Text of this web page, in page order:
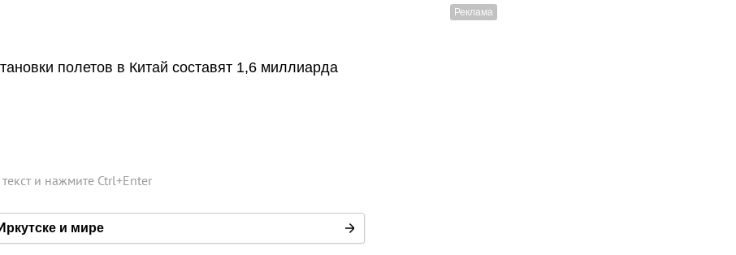
полетов в Китай составят 1,6 миллиарда
и нажмите Ctrl+Enter
и мире